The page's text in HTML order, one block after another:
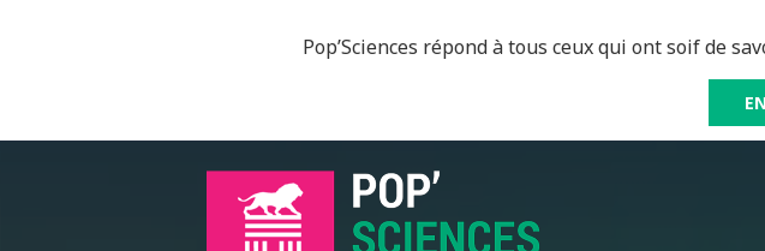
Pop’Sciences répond à tous ceux qui ont soif de